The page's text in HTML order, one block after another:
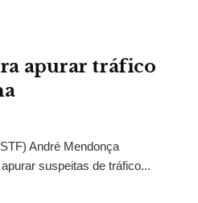
apurar tráfico
André Mendonça
suspeitas de tráfico...